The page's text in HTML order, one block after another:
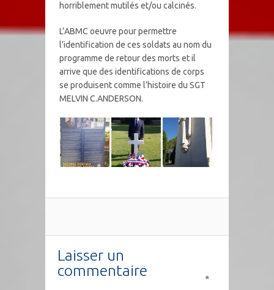
horriblement mutilés et/ou calcinés.
L’ABMC oeuvre pour permettre
l’identification de ces soldats au nom du
programme de retour des morts et il
arrive que des identifications de corps
se produisent comme l’histoire du SGT
MELVIN C.ANDERSON.
Laisser un
commentaire
*